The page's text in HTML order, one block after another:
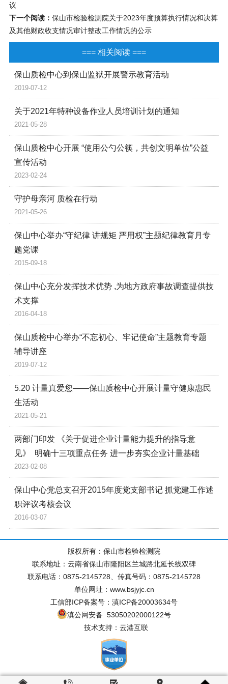
议
下一个阅读： 保山市检验检测院关于2023年度预算执行情况和决算
及其他财政收支情况审计整改工作情况的公示
=== 相关阅读 ===
保山质检中心到保山监狱开展警示教育活动
2019-07-12
关于2021年特种设备作业人员培训计划的通知
2021-05-28
保山质检中心开展 “使用公勺公筷，共创文明单位”公益
宣传活动
2023-02-24
守护母亲河 质检在行动
2021-05-26
保山中心举办“守纪律 讲规矩 严用权”主题纪律教育月专
题党课
2015-09-18
保山中心充分发挥技术优势 ,为地方政府事故调查提供技
术支撑
2016-04-18
保山质检中心举办“不忘初心、牢记使命”主题教育专题
辅导讲座
2019-07-12
5.20 计量真爱您——保山质检中心开展计量守健康惠民
生活动
2021-05-21
两部门印发 《关于促进企业计量能力提升的指导意
见》 明确十三项重点任务 进一步夯实企业计量基础
2023-02-08
保山中心党总支召开2015年度党支部书记 抓党建工作述
职评议考核会议
2016-03-07
版权所有：保山市检验检测院
联系地址：云南省保山市隆阳区兰城路北延长线双碑
联系电话：0875-2145728、传真号码：0875-2145728
单位网址：www.bsjyjc.cn
工信部ICP备案号：滇ICP备20003634号
滇公网安备 53050202000122号
技术支持：云港互联